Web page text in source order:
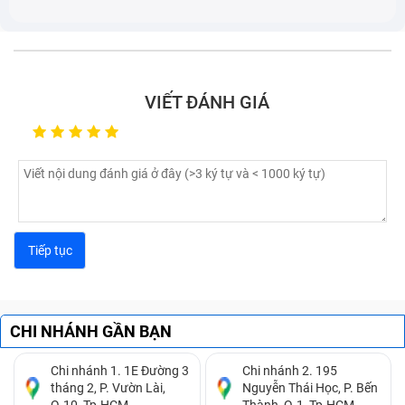
Các lỗi màn hình máy tính Dell Inspiron 15 7559 4K
thường gặp
Nếu máy tính Dell Inspiron 15 7559 4K của bạn có 1
VIẾT ĐÁNH GIÁ
CHI NHÁNH GẦN BẠN
Chi nhánh 1. 1E Đường 3
tháng 2, P. Vườn Lài,
Chi nhánh 2. 195
Nguyễn Thái Học, P. Bến